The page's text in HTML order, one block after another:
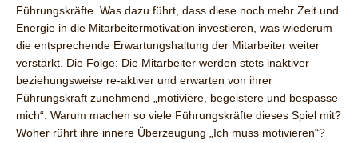
Führungskräfte. Was dazu führt, dass diese noch mehr Zeit und
Energie in die Mitarbeitermotivation investieren, was wiederum
die entsprechende Erwartungshaltung der Mitarbeiter weiter
verstärkt. Die Folge: Die Mitarbeiter werden stets inaktiver
beziehungsweise re-aktiver und erwarten von ihrer
Führungskraft zunehmend „motiviere, begeistere und bespasse
mich“. Warum machen so viele Führungskräfte dieses Spiel mit?
Woher rührt ihre innere Überzeugung „Ich muss motivieren“?